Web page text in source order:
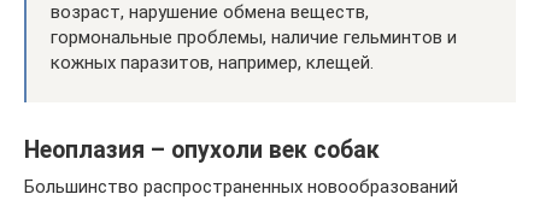
возраст, нарушение обмена веществ,
гормональные проблемы, наличие гельминтов и
кожных паразитов, например, клещей.
Неоплазия – опухоли век собак
Большинство распространенных новообразований